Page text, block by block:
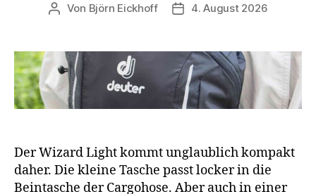
Beitragsautor
Von Björn Eickhoff Veröffentlichungsdatum
4. August 2026
Der Wizard Light kommt unglaublich kompakt
daher. Die kleine Tasche passt locker in die
Beintasche der Cargohose. Aber auch in einer